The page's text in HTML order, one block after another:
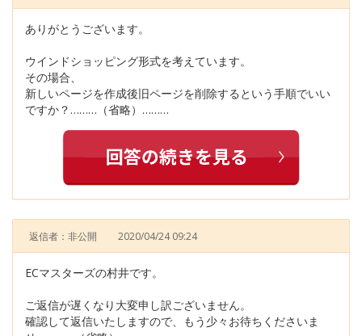
ありがとうございます。
ウインドショッピング形式を考えています。
その場合、
新しいページを作成後旧ページを削除するという手順でいい
ですか？………（省略）………
返信者：非公開 2020/04/24 09:24
ECマスターズの村井です。
ご返信が遅くなり大変申し訳ございません。
確認して返信いたしますので、もう少々お待ちくださいま